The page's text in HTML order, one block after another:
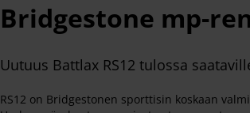
Bridgestone mp-
Uutuus Battlax RS12 tulossa
RS12 on Bridgestonen sporttisin koskaan